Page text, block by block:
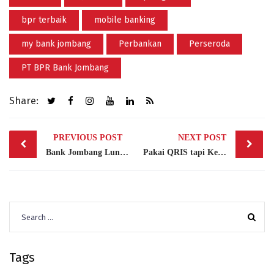
bpr terbaik mobile banking
my bank jombang Perbankan Perseroda
PT BPR Bank Jombang
Share:
Post
navigation
PREVIOUS POST
Bank Jombang Luncurkan Program Investasi Emas “JAGO (Januari Gold)” Simaspel & Cemilan
NEXT POST
Pakai QRIS tapi Kena Biaya Admin Rp1.000, Gimana Sih Aturannya Menurut BI?
for:
Tags